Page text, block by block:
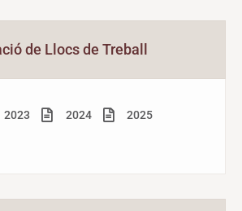
de Llocs de Treball
2023 2024
2025